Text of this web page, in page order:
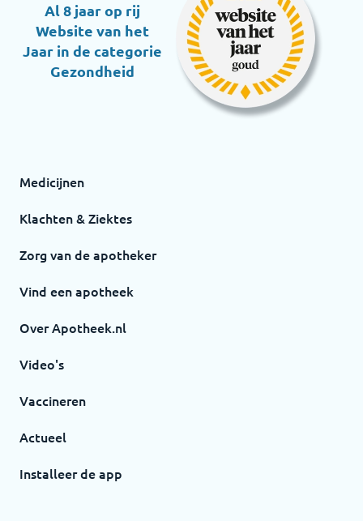
Al 8 jaar op rij
Website van het
Jaar in de categorie
Gezondheid
Medicijnen
Klachten & Ziektes
Zorg van de apotheker
Vind een apotheek
Over Apotheek.nl
Video's
Vaccineren
Actueel
Installeer de app